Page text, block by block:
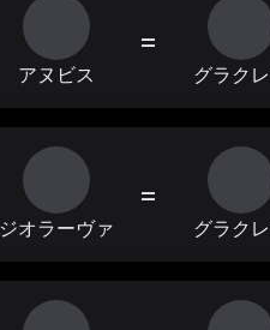
アヌビス
=
グラク
ジオラーヴァ
=
グラク